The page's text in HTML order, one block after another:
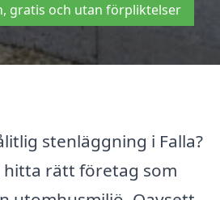
gratis och utan förpliktelser
stenläggning i Falla?
hitta rätt företag som